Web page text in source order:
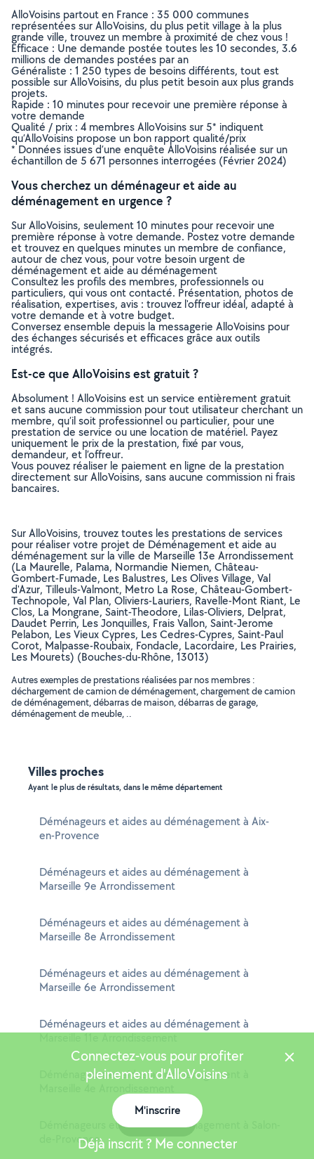
AlloVoisins partout en France : 35 000 communes
représentées sur AlloVoisins, du plus petit village à la plus
grande ville, trouvez un membre à proximité de chez vous !
Efficace : Une demande postée toutes les 10 secondes, 3.6
millions de demandes postées par an
Généraliste : 1 250 types de besoins différents, tout est
possible sur AlloVoisins, du plus petit besoin aux plus grands
projets.
Rapide : 10 minutes pour recevoir une première réponse à
votre demande
Qualité / prix : 4 membres AlloVoisins sur 5* indiquent
qu’AlloVoisins propose un bon rapport qualité/prix
* Données issues d’une enquête AlloVoisins réalisée sur un
échantillon de 5 671 personnes interrogées (Février 2024)
Vous cherchez un déménageur et aide au
déménagement en urgence ?
Sur AlloVoisins, seulement 10 minutes pour recevoir une
première réponse à votre demande. Postez votre demande
et trouvez en quelques minutes un membre de confiance,
autour de chez vous, pour votre besoin urgent de
déménagement et aide au déménagement
Consultez les profils des membres, professionnels ou
particuliers, qui vous ont contacté. Présentation, photos de
réalisation, expertises, avis : trouvez l'offreur idéal, adapté à
votre demande et à votre budget.
Conversez ensemble depuis la messagerie AlloVoisins pour
des échanges sécurisés et efficaces grâce aux outils
intégrés.
Est-ce que AlloVoisins est gratuit ?
Absolument ! AlloVoisins est un service entièrement gratuit
et sans aucune commission pour tout utilisateur cherchant un
membre, qu’il soit professionnel ou particulier, pour une
prestation de service ou une location de matériel. Payez
uniquement le prix de la prestation, fixé par vous,
demandeur, et l’offreur.
Vous pouvez réaliser le paiement en ligne de la prestation
directement sur AlloVoisins, sans aucune commission ni frais
bancaires.
Sur AlloVoisins, trouvez toutes les prestations de services
pour réaliser votre projet de Déménagement et aide au
déménagement sur la ville de Marseille 13e Arrondissement
(La Maurelle, Palama, Normandie Niemen, Château-
Gombert-Fumade, Les Balustres, Les Olives Village, Val
d'Azur, Tilleuls-Valmont, Metro La Rose, Château-Gombert-
Technopole, Val Plan, Oliviers-Lauriers, Ravelle-Mont Riant, Le
Clos, La Mongrane, Saint-Theodore, Lilas-Oliviers, Delprat,
Daudet Perrin, Les Jonquilles, Frais Vallon, Saint-Jerome
Pelabon, Les Vieux Cypres, Les Cedres-Cypres, Saint-Paul
Corot, Malpasse-Roubaix, Fondacle, Lacordaire, Les Prairies,
Les Mourets) (Bouches-du-Rhône, 13013)
Autres exemples de prestations réalisées par nos membres :
déchargement de camion de déménagement, chargement de camion
de déménagement, débarras de maison, débarras de garage,
déménagement de meuble, ..
Villes proches
Ayant le plus de résultats, dans le même département
Déménageurs et aides au déménagement à Aix-
en-Provence
Déménageurs et aides au déménagement à
Marseille 9e Arrondissement
Déménageurs et aides au déménagement à
Marseille 8e Arrondissement
Déménageurs et aides au déménagement à
Marseille 6e Arrondissement
Déménageurs et aides au déménagement à
Déménageurs et aides au déménagement à
Déménageurs et aides au déménagement à Salon-
de-Provence
Connectez-vous pour profiter
pleinement d'AlloVoisins
M'inscrire
Déjà inscrit ? Me connecter